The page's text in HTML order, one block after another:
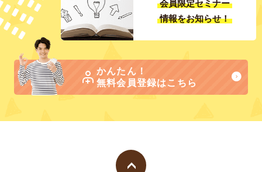
会員限定セミナー
情報をお知らせ！
かんたん！
無料会員登録はこちら